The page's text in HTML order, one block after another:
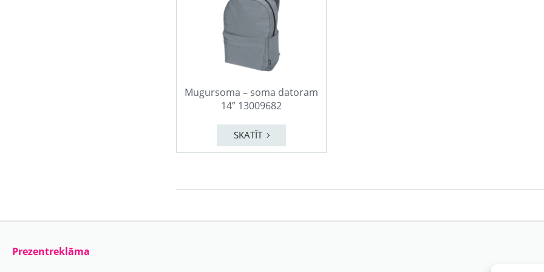
Mugursoma – soma datoram
14” 13009682
SKATĪT
Prezentreklāma